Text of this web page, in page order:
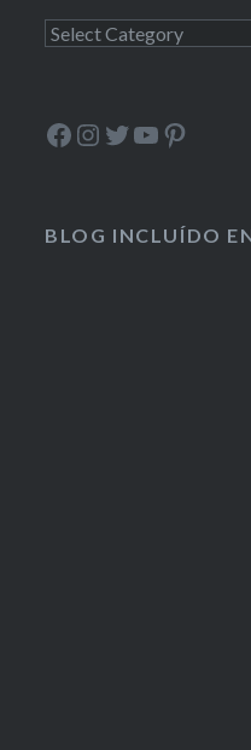
Secciones
Facebook
Instagram
Twitter
YouTube
BLOG INCLUÍDO